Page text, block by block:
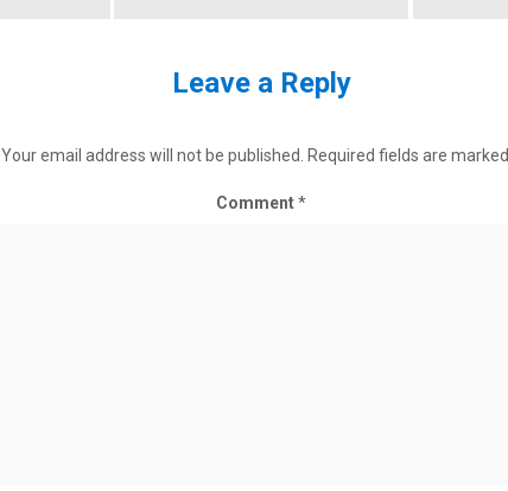
Leave a Reply
Your email address will not be published. Required fields are marked
Comment*